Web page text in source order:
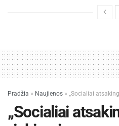
Pradžia » Naujienos » „Socialiai
„Socialiai